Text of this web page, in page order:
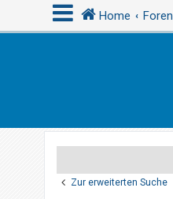
Home Foren
Zur erweiterten Suche